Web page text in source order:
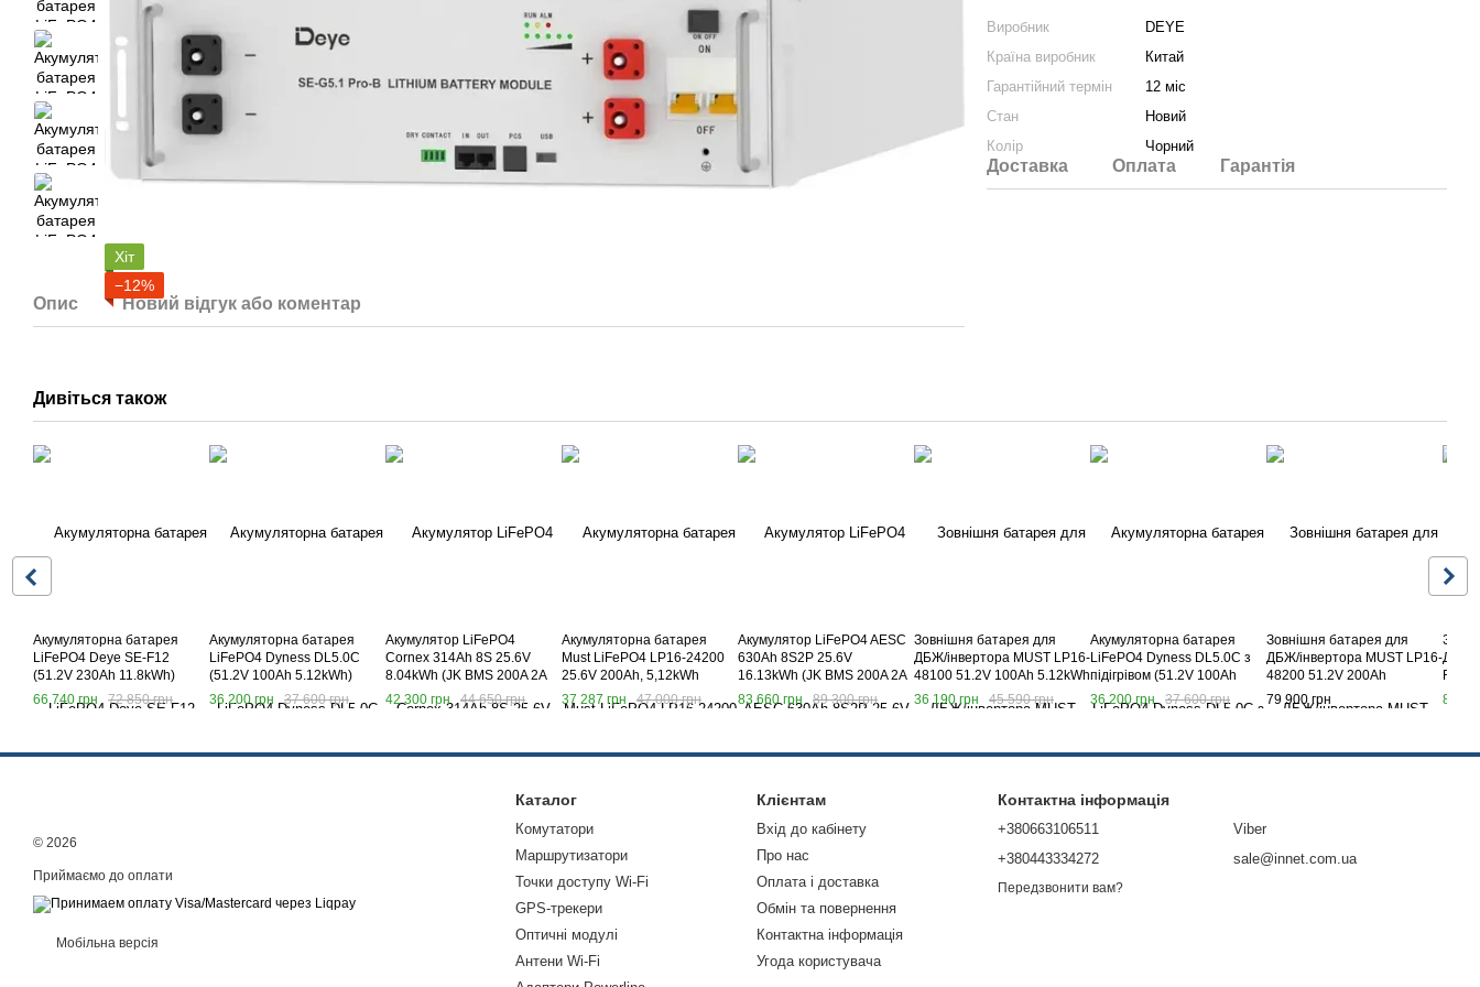
Хіт
−12%
Опис Новий відгук або коментар
Виробник
DEYE
Країна виробник
Китай
Гарантійний термін
12 міс
Стан
Новий
Колір
Чорний
Доставка Оплата Гарантія
Дивіться також
Акумуляторна батарея
LiFePO4 Deye SE-F12
(51.2V 230Ah 11.8kWh)
66 740 грн
72 850 грн
Акумуляторна батарея
LiFePO4 Dyness DL5.0C
(51.2V 100Ah 5.12kWh)
36 200 грн
37 600 грн
Акумулятор LiFePO4
Cornex 314Ah 8S 25.6V
8.04kWh (JK BMS 200A 2A
Active Balance)
42 300 грн 44 650 грн
Акумуляторна батарея
Must LiFePO4 LP16-24200
25.6V 200Ah, 5,12kWh
37 287 грн
47 000 грн
Акумулятор LiFePO4 AESC
630Ah 8S2P 25.6V
16.13kWh (JK BMS 200A 2A
Active Balance)
83 660 грн 89 300 грн
Зовнішня батарея для
ДБЖ/інвертора MUST LP16-
48100 51.2V 100Ah 5.12kWh
36 190 грн
45 590 грн
Акумуляторна батарея
LiFePO4 Dyness DL5.0C з
підігрівом (51.2V 100Ah
5.12kWh)
36 200 грн 37 600 грн
Зовнішня батарея для
ДБЖ/інвертора MUST LP16-
48200 51.2V 200Ah
10.24kWh
79 900 грн
ДБЖ/
F16
84
© 2026
Приймаємо до оплати
Мобільна версія
Каталог
Комутатори
Маршрутизатори
Точки доступу Wi-Fi
GPS-трекери
Оптичні модулі
Антени Wi-Fi
Клієнтам
Вхід до кабінету
Про нас
Оплата і доставка
Обмін та повернення
Контактна інформація
Угода користувача
Контактна інформація
+380663106511
+380443334272
Передзвонити вам?
Viber
sale@innet.com.ua